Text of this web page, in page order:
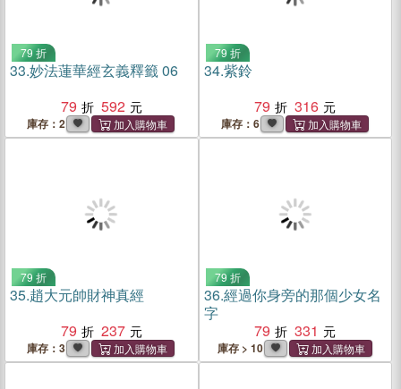
79 折
33.妙法蓮華經玄義釋籤 06
79
592
庫存：2
79 折
34.紫鈴
79
316
庫存：6
79 折
35.趙大元帥財神真經
79
237
庫存：3
79 折
36.經過你身旁的那個少女名
字
79
331
庫存 > 10